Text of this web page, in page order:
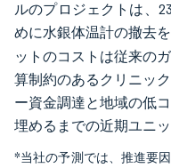
ルのプロジェクトは、
めに水銀体温計の撤去
ットのコストは従来の
算制約のあるクリニッ
ー資金調達と地域の低
埋めるまでの近期ユニ
*当社の予測では、推進要